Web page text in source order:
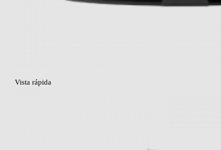
Vista rápida